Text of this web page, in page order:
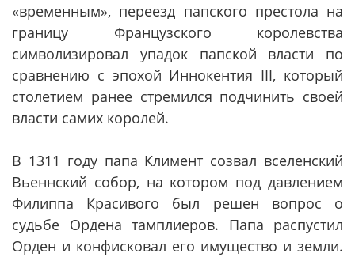
«временным», переезд папского престола на
границу Французского королевства
символизировал упадок папской власти по
сравнению с эпохой Иннокентия III, который
столетием ранее стремился подчинить своей
власти самих королей.
В 1311 году папа Климент созвал вселенский
Вьеннский собор, на котором под давлением
Филиппа Красивого был решен вопрос о
судьбе Ордена тамплиеров. Папа распустил
Орден и конфисковал его имущество и земли.